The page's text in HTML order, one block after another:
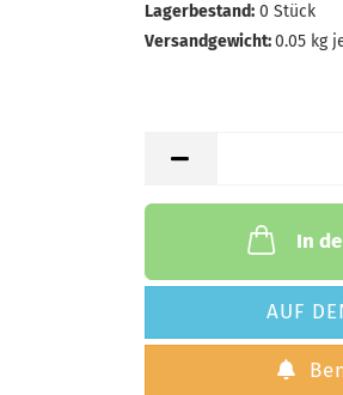
Lagerbestand: 0 Stück
Versandgewicht:0.05kg
In
AUF